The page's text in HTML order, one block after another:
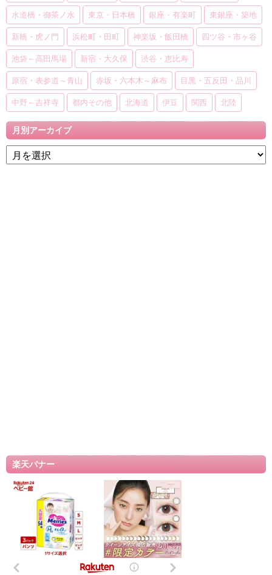
水道橋・御茶ノ水 東京・日本橋 銀座・有楽町 東銀座・築地
新橋・虎ノ門 浜松町・田町 神楽坂・飯田橋 四ツ谷・市ヶ谷
池袋～高田馬場 新宿・大久保 渋谷・恵比寿
原宿・表参道～青山 赤坂・六本木～麻布 目黒・五反田・品川
中野～吉祥寺 都内その他 北海道 伊豆 関西 北陸
月別アーカイブ
楽天バナー